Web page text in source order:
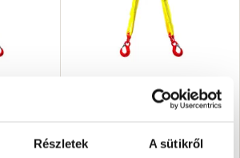
Részletek A sütikről
3000 kg
KAMPÓ 4200/3000 kg, 2 m
Hosszúság (m): 2 m
Teherbírás (kg): 4200/3000 kg